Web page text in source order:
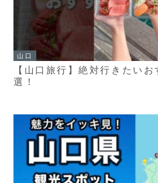
山口
【山口旅行】絶対行きたい
選！